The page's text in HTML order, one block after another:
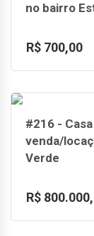
no bairro
R$ 700,00
#216 -
venda/
Verde
R$